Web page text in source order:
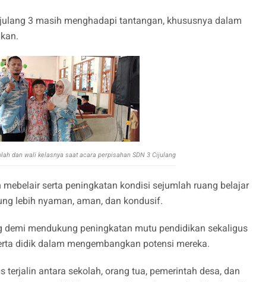
3 masih menghadapi tantangan, khususnya dalam
dan wali kelasnya saat acara perpisahan SDN 3 Cijulang
serta peningkatan kondisi sejumlah ruang belajar
lebih nyaman, aman, dan kondusif.
mendukung peningkatan mutu pendidikan sekaligus
didik dalam mengembangkan potensi mereka.
terjalin antara sekolah, orang tua, pemerintah desa, dan